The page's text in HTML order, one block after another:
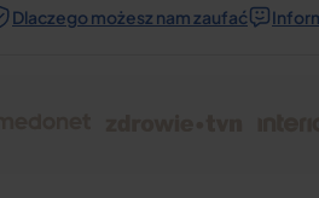
Dlaczego możesz nam zaufać